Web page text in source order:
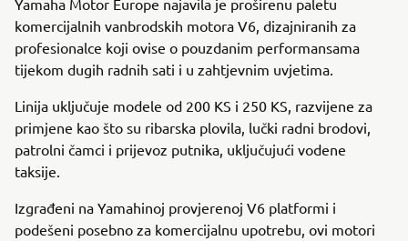
Yamaha Motor Europe najavila je proširenu paletu
komercijalnih vanbrodskih motora V6, dizajniranih za
profesionalce koji ovise o pouzdanim performansama
tijekom dugih radnih sati i u zahtjevnim uvjetima.
Linija uključuje modele od 200 KS i 250 KS, razvijene za
primjene kao što su ribarska plovila, lučki radni brodovi,
patrolni čamci i prijevoz putnika, uključujući vodene
taksije.
Izgrađeni na Yamahinoj provjerenoj V6 platformi i
podešeni posebno za komercijalnu upotrebu, ovi motori